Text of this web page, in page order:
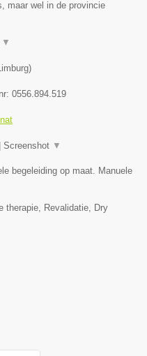
maar wel in de provincie
▼
Limburg)
0556.894.519
Screenshot ▼
begeleiding op maat. Manuele
therapie, Revalidatie, Dry